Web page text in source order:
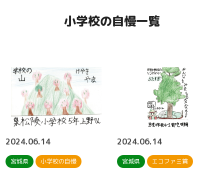
小学校の自慢一覧
2024.06.14
宮城県 小学校の自慢
2024.06.14
宮城県 エコファミ賞